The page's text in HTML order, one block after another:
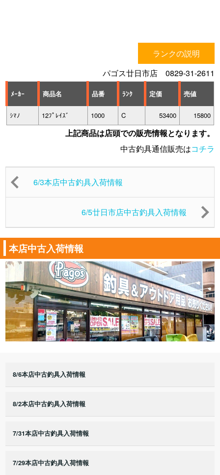
ランクの説明
パゴス廿日市店 0829-31-2611
ﾒｰｶｰ 商品名 品番 ﾗﾝｸ 定価 売値
ｼﾏﾉ 12ﾌﾟﾚｲｽﾞ 1000 C 53400 15800
上記商品は店頭での販売情報となります。
中古釣具通信販売はコチラ
6/3本店中古釣具入荷情報
6/5廿日市店中古釣具入荷情報
本店中古入荷情報
8/6本店中古釣具入荷情報
8/2本店中古釣具入荷情報
7/31本店中古釣具入荷情報
7/29本店中古釣具入荷情報